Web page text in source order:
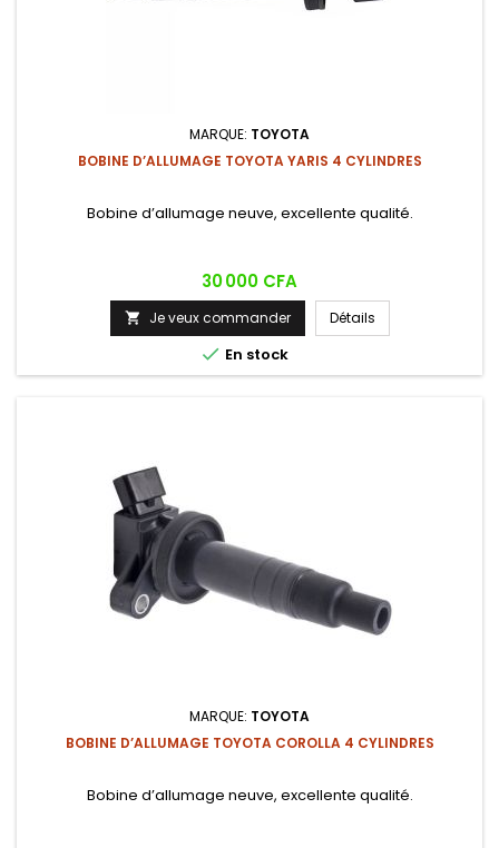
MARQUE: TOYOTA
BOBINE D’ALLUMAGE TOYOTA YARIS 4 CYLINDRES
Bobine d’allumage neuve, excellente qualité.
Prix
30 000 CFA
 Je veux commander Détails
 En stock
MARQUE: TOYOTA
BOBINE D’ALLUMAGE TOYOTA COROLLA 4 CYLINDRES
Bobine d’allumage neuve, excellente qualité.